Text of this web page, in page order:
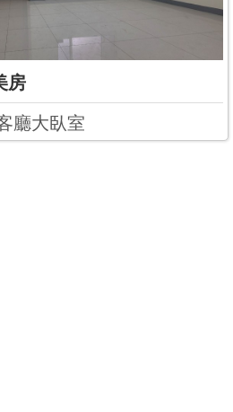
房
廳大臥室